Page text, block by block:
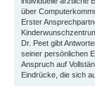
über
Erster
Dr. Peet gibt
seiner persönlichen
Anspruch auf
Eindrücke, die sich